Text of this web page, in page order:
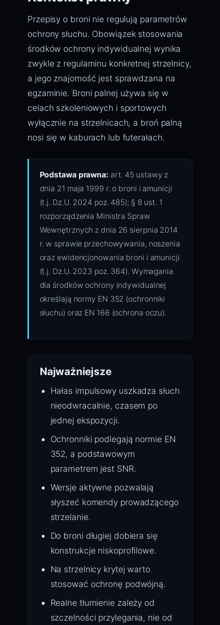
Przepisy o broni nie regulują parametrów
ochrony słuchu. Obowiązek stosowania
środków ochrony indywidualnej wynika
zwykle z regulaminu konkretnej strzelnicy,
a jego znajomość jest sprawdzana na
egzaminie. Broni palnej używa się w
celach szkoleniowych i sportowych
wyłącznie na strzelnicach, a broń palną
nosi się w kaburach lub futerałach.
Podstawa prawna: art. 45 ustawy z
dnia 21 maja 1999 r. o broni i amunicji
(t.j. Dz.U. 2024 poz. 485); § 8 ust. 1
rozporządzenia Ministra Spraw
Wewnętrznych z dnia 26 sierpnia 2014
r. w sprawie przechowywania, noszenia
oraz ewidencjonowania broni i amunicji
(t.j. Dz.U. 2023 poz. 364). Wymagania
dla środków ochrony indywidualnej
określają normy EN 352 (ochronniki
słuchu) oraz EN 166 (ochrona oczu).
Najważniejsze
Hałas impulsowy uszkadza słuch
nieodwracalnie, czasem po
jednej ekspozycji.
Ochronniki podlegają normie EN
352, a podstawowym
parametrem jest SNR.
Wersje aktywne pozwalają
słyszeć komendy prowadzącego
strzelanie.
Do broni długiej dobiera się
konstrukcje niskoprofilowe.
Na strzelnicy krytej warto
stosować ochronę podwójną.
Realne tłumienie zależy od
szczelności przylegania, nie od